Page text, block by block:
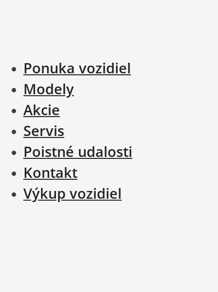
Ponuka vozidiel
Modely
Akcie
Servis
Poistné udalosti
Kontakt
Výkup vozidiel